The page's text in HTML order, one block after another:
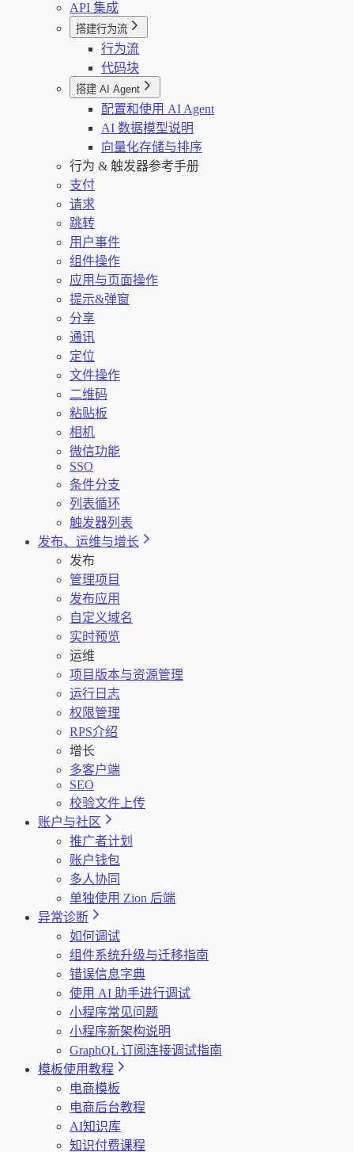
API 集成
搭建行为流
行为流
代码块
搭建 AI Agent
配置和使用 AI Agent
AI 数据模型说明
向量化存储与排序
行为 & 触发器参考手册
支付
请求
跳转
用户事件
组件操作
应用与页面操作
提示&弹窗
分享
通讯
定位
文件操作
二维码
粘贴板
相机
微信功能
SSO
条件分支
列表循环
触发器列表
发布、运维与增长
发布
管理项目
发布应用
自定义域名
实时预览
运维
项目版本与资源管理
运行日志
权限管理
RPS介绍
增长
多客户端
SEO
校验文件上传
账户与社区
推广者计划
账户钱包
多人协同
单独使用 Zion 后端
异常诊断
如何调试
组件系统升级与迁移指南
错误信息字典
使用 AI 助手进行调试
小程序常见问题
小程序新架构说明
GraphQL 订阅连接调试指南
模板使用教程
电商模板
电商后台教程
AI知识库
知识付费课程